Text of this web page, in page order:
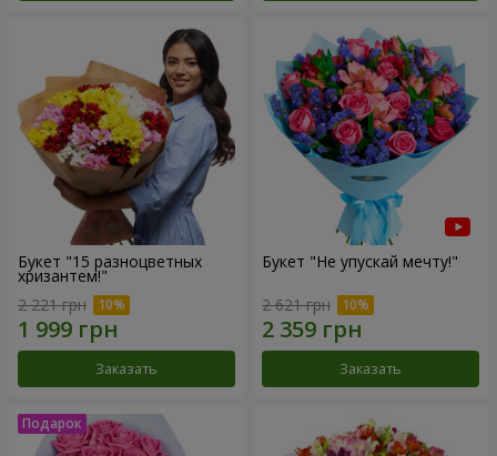
Букет "15 разноцветных
хризантем!"
2 221 грн
Заказать
Букет "Не упускай мечту!"
2 621 грн
Заказать